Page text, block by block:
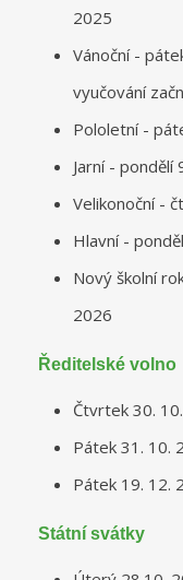
2025
Vánoční -
vyučování
Pololetní -
Jarní - pondělí
Velikonoční -
Hlavní -
Nový školní
2026
Ředitelské volno
Čtvrtek 30.
Pátek 31. 10.
Pátek 19. 12.
Státní svátky